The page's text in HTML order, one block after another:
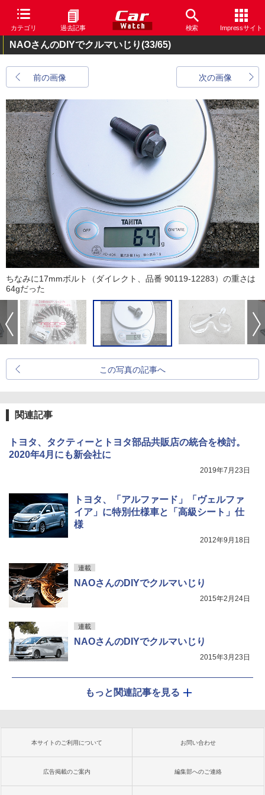
カテゴリ 過去記事 検索 Impressサイト
NAOさんのDIYでクルマいじり(33/65)
前の画像 次の画像
ちなみに17mmボルト（ダイレクト、品番 90119-12283）の重さは
64gだった
この写真の記事へ
関連記事
トヨタ、タクティーとトヨタ部品共販店の統合を検討。
2020年4月にも新会社に
2019年7月23日
トヨタ、「アルファード」「ヴェルファ
イア」に特別仕様車と「高級シート」仕
様
2012年9月18日
連載
NAOさんのDIYでクルマいじり
2015年2月24日
連載
NAOさんのDIYでクルマいじり
2015年3月23日
もっと関連記事を見る
本サイトのご利用について お問い合わせ
広告掲載のご案内 編集部へのご連絡